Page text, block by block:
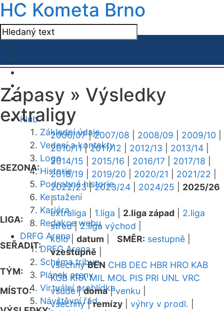
HC Kometa Brno
Klub
Základní údaje
Vedení a kontakty
Logo
Historie
Podrobná historie
Ke stažení
Kariéra
Redakce webu
DRFG Arena
DRFG Arena
Schéma tribun
Plánek areny
Virtuální prohlídka
Návštěvní řád
Zápasy » Výsledky
extraligy
SEZONA:
2006/07|2007/08 2008/09 2009/10
2010/11|2011/12 2012/13 2013/14
2014/15
2015/16 2016/17 2017/18
2018/19
2019/20 2020/21 2021/22
2022/23|2023/24 2024/25
2025/26
|
LIGA:
extraliga 1.liga 2.liga západ
2.liga
střed|2.liga východ
SEŘADIT:
kolo| datum SMĚR: sestupně
vzestupně
TÝM:
všechny BEN CHB DEC HBR HRO KAB
KOB KRA MIL MOL PIS PRI UNL VRC
MÍSTO:
všude|doma|venku
všechny|remízy výhry v prodl.